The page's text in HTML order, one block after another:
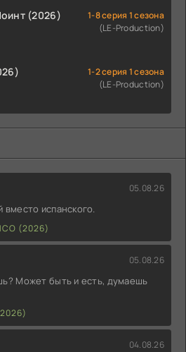
(2026)
1-8 серия 1 сезона
(LE-Production)
1-2 серия 1 сезона
(LE-Production)
05.08.26
вместо испанского.
(2026)
05.08.26
Может быть и есть, думаешь
04.08.26